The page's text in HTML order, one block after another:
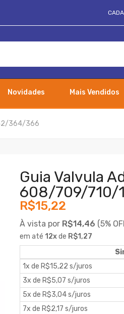
Novidades
Mais Vendidos
364/366
Guia Valvula
608/709/710/
R$15,22
À vista por R$14,46 (5%
em até 12xde R$1,27
1x de R$15,22 s/juros
3x de R$5,07 s/juros
5x de R$3,04 s/juros
7x de R$2,17 s/juros